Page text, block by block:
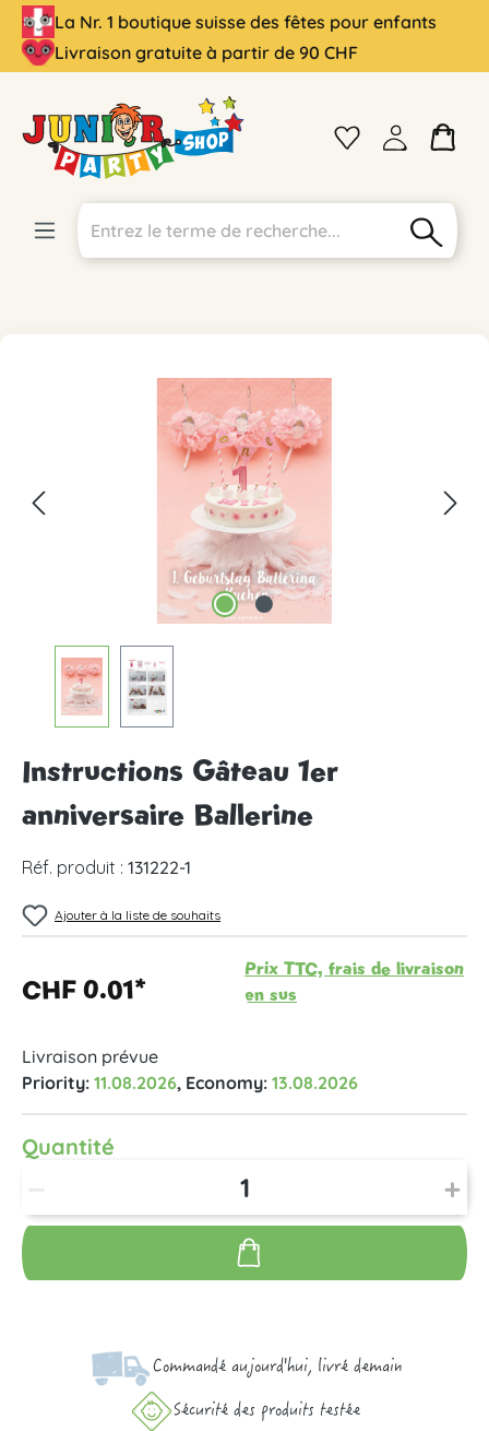
principal
La Nr. 1 boutique suisse des fêtes pour enfants
Livraison gratuite à partir de 90 CHF
Ignorer la galerie d'images
Instructions Gâteau 1er
anniversaire Ballerine
Réf. produit : 131222-1
Ajouter à la liste de souhaits
CHF 0.01*
Prix TTC, frais de livraison
en sus
Livraison prévue
Priority: 11.08.2026, Economy: 13.08.2026
Quantité
Commandé aujourd'hui, livré demain
Sécurité des produits testée